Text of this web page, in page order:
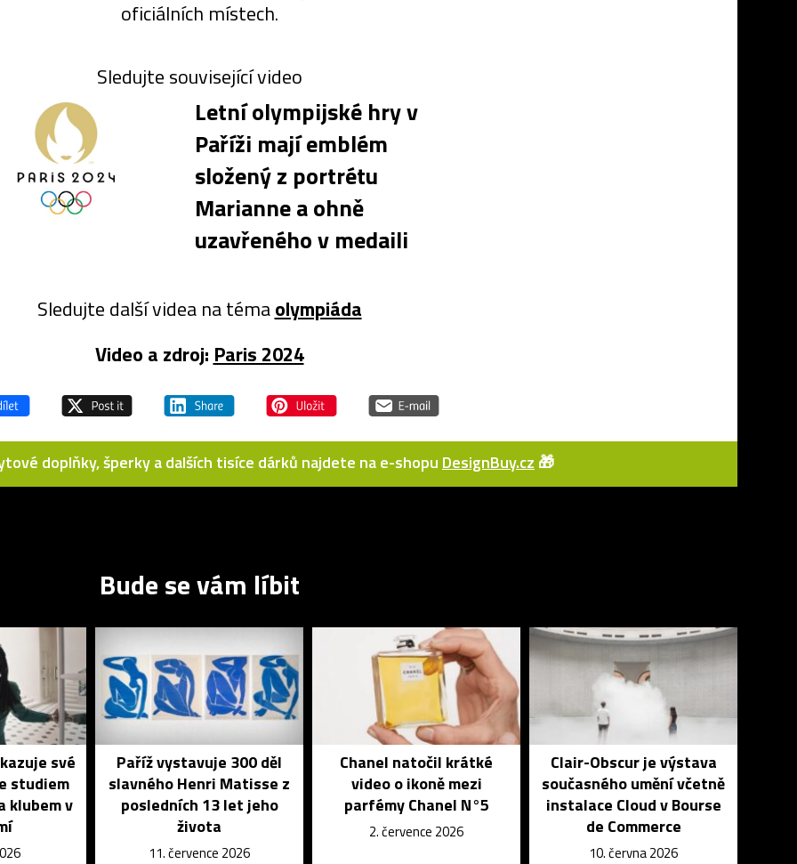
oficiálních místech.
Sledujte související video
Letní olympijské hry v
Paříži mají emblém
složený z portrétu
Marianne a ohně
uzavřeného v medaili
Sledujte další videa na témaolympiáda
Video a zdroj: Paris 2024
doplňky, šperky a dalších tisíce dárků najdete na e-shopu DesignBuy.cz 🎁
Bude se vám líbit
své
studiem
klubem v
Paříž vystavuje 300 děl
slavného Henri Matisse z
posledních 13 let jeho
života
11. července 2026
Chanel natočil krátké
video o ikoně mezi
parfémy Chanel N°5
2. července 2026
Clair-Obscur je výstava
současného umění včetně
instalace Cloud v Bourse
de Commerce
10. června 2026